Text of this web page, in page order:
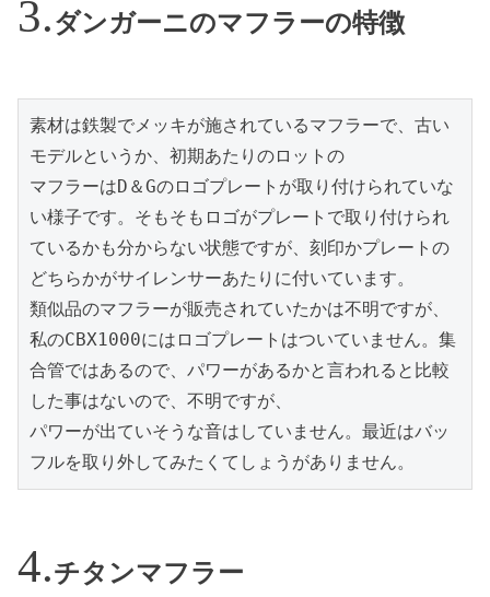
ダンガーニのマフラーの特徴
素材は鉄製でメッキが施されているマフラーで、古い
モデルというか、初期あたりのロットの
マフラーはD＆Gのロゴプレートが取り付けられていな
い様子です。そもそもロゴがプレートで取り付けられ
ているかも分からない状態ですが、刻印かプレートの
どちらかがサイレンサーあたりに付いています。
類似品のマフラーが販売されていたかは不明ですが、
私のCBX1000にはロゴプレートはついていません。集
合管ではあるので、パワーがあるかと言われると比較
した事はないので、不明ですが、
パワーが出ていそうな音はしていません。最近はバッ
フルを取り外してみたくてしょうがありません。
チタンマフラー